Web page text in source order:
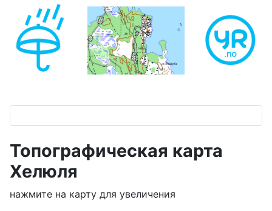
Топографическая карта
Хелюля
нажмите на карту для увеличения